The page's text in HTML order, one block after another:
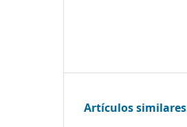
Artículos similares